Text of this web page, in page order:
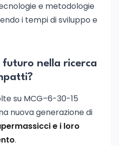
e metodologie
i tempi di sviluppo e
futuro nella ricerca
su MCG–6-30-15
nuova generazione di
e i loro
.